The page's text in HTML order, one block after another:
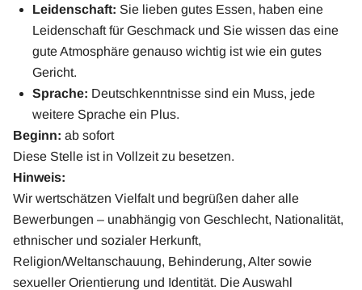
Leidenschaft: Sie lieben gutes Essen, haben eine
Leidenschaft für Geschmack und Sie wissen das eine
gute Atmosphäre genauso wichtig ist wie ein gutes
Gericht.
Sprache: Deutschkenntnisse sind ein Muss, jede
weitere Sprache ein Plus.
Beginn: ab sofort
Diese Stelle ist in Vollzeit zu besetzen.
Hinweis:
Wir wertschätzen Vielfalt und begrüßen daher alle
Bewerbungen – unabhängig von Geschlecht, Nationalität,
ethnischer und sozialer Herkunft,
Religion/Weltanschauung, Behinderung, Alter sowie
sexueller Orientierung und Identität. Die Auswahl